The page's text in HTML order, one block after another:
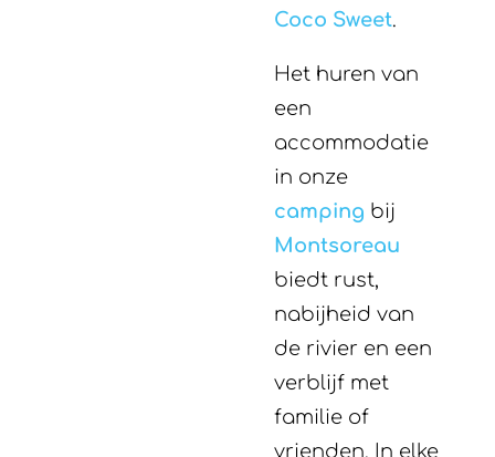
Coco Sweet.
Het huren van
een
accommodatie
in onze
camping bij
Montsoreau
biedt rust,
nabijheid van
de rivier en een
verblijf met
familie of
vrienden. In elke